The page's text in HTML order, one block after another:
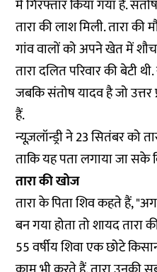
में गिरफ्तार किया गया है.
तारा की लाश मिली. तारा
गांव वालों को अपने खेत में
तारा दलित परिवार की बेटी
जबकि संतोष यादव है जो
हैं.
न्यूज़लॉन्ड्री ने 23 सितंबर को
ताकि यह पता लगाया जा सके
तारा की खोज
तारा के पिता शिव कहते हैं,
बन गया होता तो शायद तारा
55 वर्षीय शिवा एक छोटे